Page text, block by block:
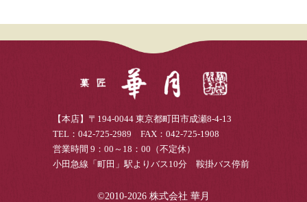
【本店】〒194-0044 東京都町田市成瀬8-4-13
TEL：042-725-2989 FAX：042-725-1908
営業時間 9：00～18：00（不定休）
小田急線「町田」駅よりバス10分 鞍掛バス停前
©2010-2026 株式会社 華月